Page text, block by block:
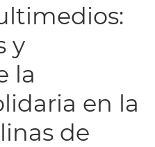
y
la
en la
de